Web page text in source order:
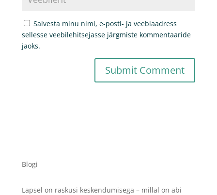
Salvesta minu nimi, e-posti- ja veebiaadress
sellesse veebilehitsejasse järgmiste kommentaaride
jaoks.
Blogi
Lapsel on raskusi keskendumisega – millal on abi